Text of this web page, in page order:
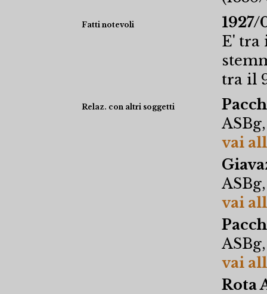
Fatti notevoli
E' tra
tra il
Relaz. con altri soggetti
vai
vai
vai
Rota